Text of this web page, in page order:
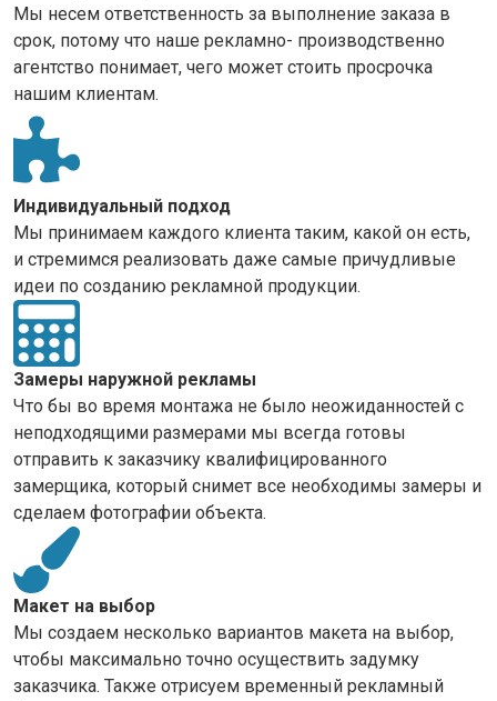
Мы несем ответственность за выполнение заказа в
срок, потому что наше рекламно- производственно
агентство понимает, чего может стоить просрочка
нашим клиентам.
Индивидуальный подход
Мы принимаем каждого клиента таким, какой он есть,
и стремимся реализовать даже самые причудливые
идеи по созданию рекламной продукции.
Замеры наружной рекламы
Что бы во время монтажа не было неожиданностей с
неподходящими размерами мы всегда готовы
отправить к заказчику квалифицированного
замерщика, который снимет все необходимы замеры и
сделаем фотографии объекта.
Макет на выбор
Мы создаем несколько вариантов макета на выбор,
чтобы максимально точно осуществить задумку
заказчика. Также отрисуем временный рекламный